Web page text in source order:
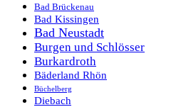
Bad Brückenau
Bad Kissingen
Bad Neustadt
Burgen und Schlösser
Burkardroth
Bäderland Rhön
Büchelberg
Diebach